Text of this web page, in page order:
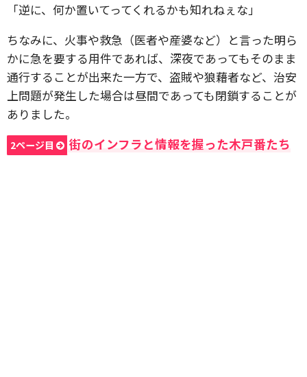
「逆に、何か置いてってくれるかも知れねぇな」
ちなみに、火事や救急（医者や産婆など）と言った明ら
かに急を要する用件であれば、深夜であってもそのまま
通行することが出来た一方で、盗賊や狼藉者など、治安
上問題が発生した場合は昼間であっても閉鎖することが
ありました。
2ページ目 街のインフラと情報を握った木戸番たち